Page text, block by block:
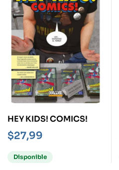
HEY KIDS! COMICS!
$27,99
Disponible